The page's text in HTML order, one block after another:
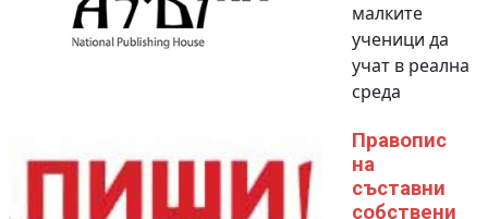
малките
ученици да
учат в реална
среда
Правопис
на
съставни
собствени